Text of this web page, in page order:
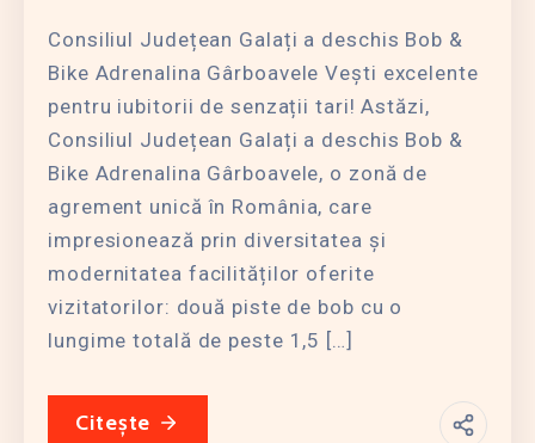
Consiliul Județean Galați a deschis Bob &
Bike Adrenalina Gârboavele Vești excelente
pentru iubitorii de senzații tari! Astăzi,
Consiliul Județean Galați a deschis Bob &
Bike Adrenalina Gârboavele, o zonă de
agrement unică în România, care
impresionează prin diversitatea și
modernitatea facilităților oferite
vizitatorilor: două piste de bob cu o
lungime totală de peste 1,5 […]
Citește